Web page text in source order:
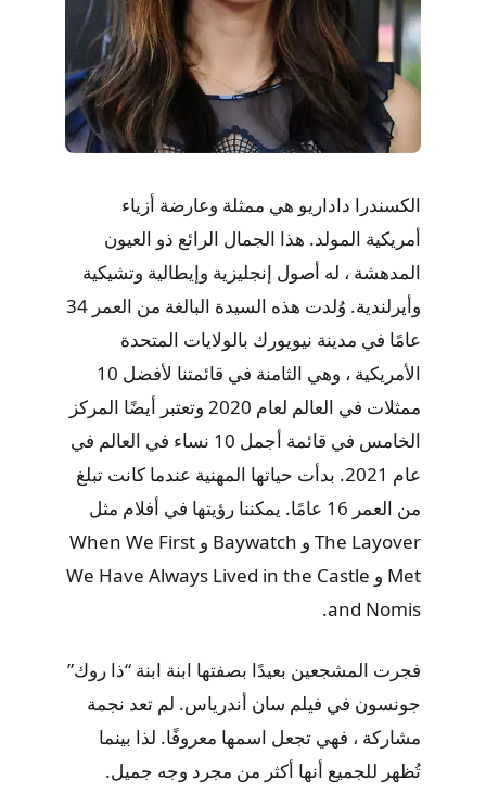
الكسندرا داداريو هي ممثلة وعارضة أزياء
أمريكية المولد. هذا الجمال الرائع ذو العيون
المدهشة ، له أصول إنجليزية وإيطالية وتشيكية
وأيرلندية. وُلدت هذه السيدة البالغة من العمر 34
عامًا في مدينة نيويورك بالولايات المتحدة
الأمريكية ، وهي الثامنة في قائمتنا لأفضل 10
ممثلات في العالم لعام 2020 وتعتبر أيضًا المركز
الخامس في قائمة أجمل 10 نساء في العالم في
عام 2021. بدأت حياتها المهنية عندما كانت تبلغ
من العمر 16 عامًا. يمكننا رؤيتها في أفلام مثل
The Layover و Baywatch و When We First
Met و We Have Always Lived in the Castle
and Nomis.
فجرت المشجعين بعيدًا بصفتها ابنة ابنة “ذا روك”
جونسون في فيلم سان أندرياس. لم تعد نجمة
مشاركة ، فهي تجعل اسمها معروفًا. لذا بينما
تُظهر للجميع أنها أكثر من مجرد وجه جميل.